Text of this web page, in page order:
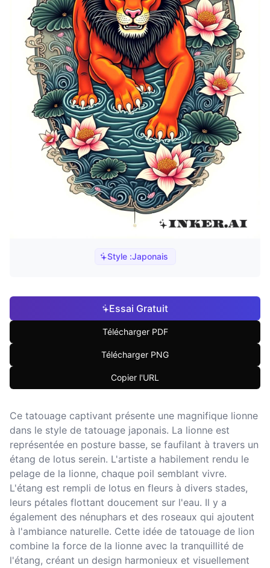
Style :Japonais
Essai Gratuit
Télécharger PDF
Télécharger PNG
Copier l'URL
Ce tatouage captivant présente une magnifique lionne
dans le style de tatouage japonais. La lionne est
représentée en posture basse, se faufilant à travers un
étang de lotus serein. L'artiste a habilement rendu le
pelage de la lionne, chaque poil semblant vivre.
L'étang est rempli de lotus en fleurs à divers stades,
leurs pétales flottant doucement sur l'eau. Il y a
également des nénuphars et des roseaux qui ajoutent
à l'ambiance naturelle. Cette idée de tatouage de lion
combine la force de la lionne avec la tranquillité de
l'étang, créant un design harmonieux et visuellement